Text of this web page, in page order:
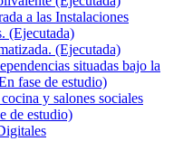
a las Instalaciones
(Ejecutada)
(Ejecutada)
situadas bajo la
fase de estudio)
y salones sociales
de estudio)